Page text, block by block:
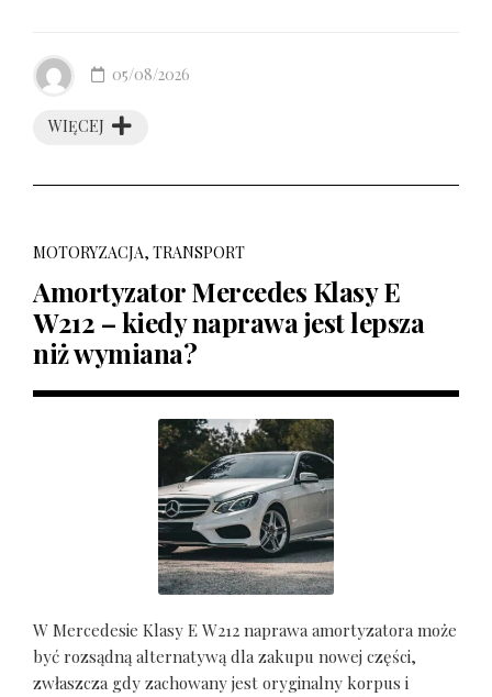
WIĘCEJ
05/08/2026
MOTORYZACJA, TRANSPORT
Amortyzator Mercedes Klasy E
W212 – kiedy naprawa jest lepsza
niż wymiana?
W Mercedesie Klasy E W212 naprawa amortyzatora może
być rozsądną alternatywą dla zakupu nowej części,
zwłaszcza gdy zachowany jest oryginalny korpus i